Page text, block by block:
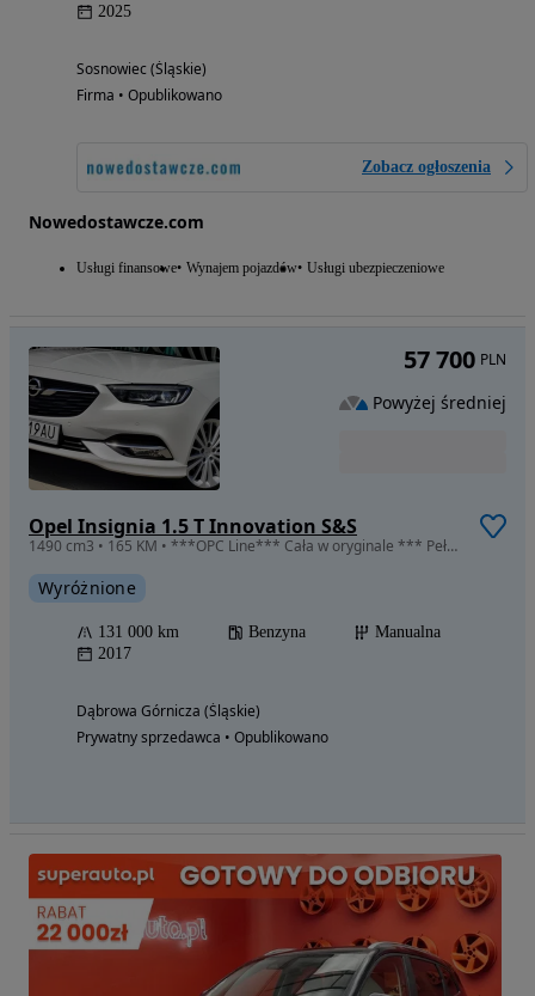
2025
Sosnowiec (Śląskie)
Firma • Opublikowano
Zobacz ogłoszenia
Nowedostawcze.com
Usługi finansowe Wynajem pojazdów Usługi ubezpieczeniowe
Opel Insignia 1.5 T Innovation S&S
1490 cm3 • 165 KM • ***OPC Line*** Cała w oryginale *** Pełny serwis *** Ś l i c z n a ***
Wyróżnione
131 000 km Benzyna
Manualna
2017
Dąbrowa Górnicza (Śląskie)
Prywatny sprzedawca • Opublikowano
57 700 PLN
Powyżej średniej